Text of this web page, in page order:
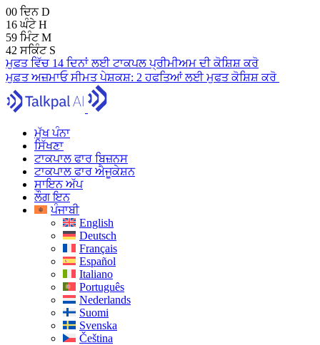
00 ਦਿਨD
16 ਘੰਟੇH
59 ਮਿੰਟM
41 ਸਕਿੰਟ S
ਮੁਫਤ ਵਿੱਚ 14 ਦਿਨਾਂ ਲਈ ਟਾਕਪਲ ਪ੍ਰੀਮੀਅਮ ਦੀ ਕੋਸ਼ਿਸ਼ ਕਰੋ
ਮੁਫ਼ਤ ਅਜ਼ਮਾਓਸੀਮਤ ਪੇਸ਼ਕਸ਼: 2 ਹਫਤਿਆਂ ਲਈ ਮੁਫਤ ਕੋਸ਼ਿਸ਼ ਕਰੋ
ਮੁੱਖ ਪੰਨਾ
ਸਿੱਖਣਾ
ਟਾਕਪਾਲ ਫਾਰ ਬਿਜ਼ਨਸ
ਟਾਕਪਾਲ ਫਾਰ ਐਜੂਕੇਸ਼ਨ
ਸਾਇਨ ਅੱਪ
ਲੌਗ ਇਨ
ਪੰਜਾਬੀ
English
Deutsch
Français
Español
Italiano
Português
Nederlands
Suomi
Svenska
Čeština